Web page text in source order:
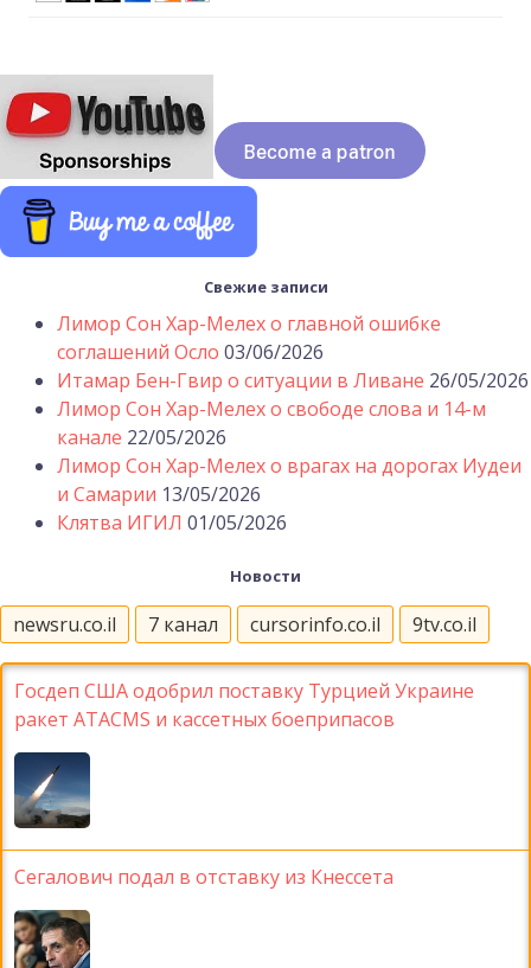
Свежие записи
Лимор Сон Хар-Мелех о главной ошибке
соглашений Осло 03/06/2026
Итамар Бен-Гвир о ситуации в Ливане 26/05/2026
Лимор Сон Хар-Мелех о свободе слова и 14-м
канале 22/05/2026
Лимор Сон Хар-Мелех о врагах на дорогах Иудеи
и Самарии 13/05/2026
Клятва ИГИЛ 01/05/2026
Новости
newsru.co.il 7 канал cursorinfo.co.il 9tv.co.il
Госдеп США одобрил поставку Турцией Украине
ракет ATACMS и кассетных боеприпасов
Сегалович подал в отставку из Кнессета